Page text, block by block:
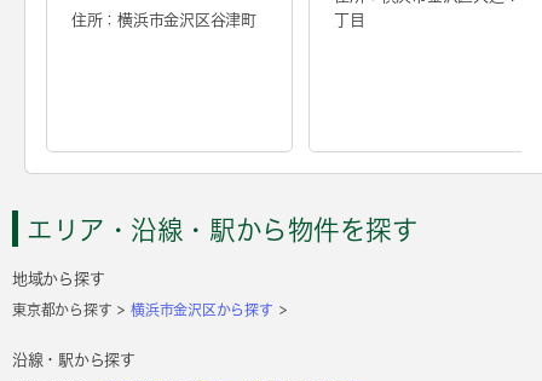
住所：横浜市金沢区谷津町
丁目
エリア・沿線・駅から物件を探す
地域から探す
東京都から探す 横浜市金沢区から探す
沿線・駅から探す